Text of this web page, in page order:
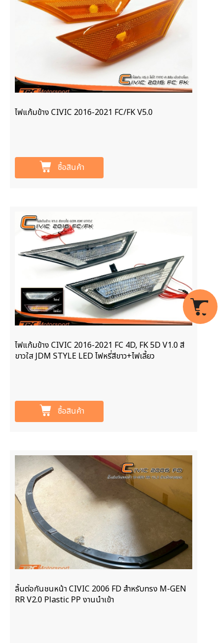
ไฟแก้มข้าง CIVIC 2016-2021 FC/FK V5.0
ซื้อสินค้า
ไฟแก้มข้าง CIVIC 2016-2021 FC 4D, FK 5D V1.0 สี
ขาวใส JDM STYLE LED ไฟหรี่สีขาว+ไฟเลี้ยว
ซื้อสินค้า
ลิ้นต่อกันชนหน้า CIVIC 2006 FD สำหรับทรง M-GEN
RR V2.0 Plastic PP งานนำเข้า